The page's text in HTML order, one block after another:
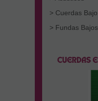
> Cuerdas Bajo
> Fundas Bajos